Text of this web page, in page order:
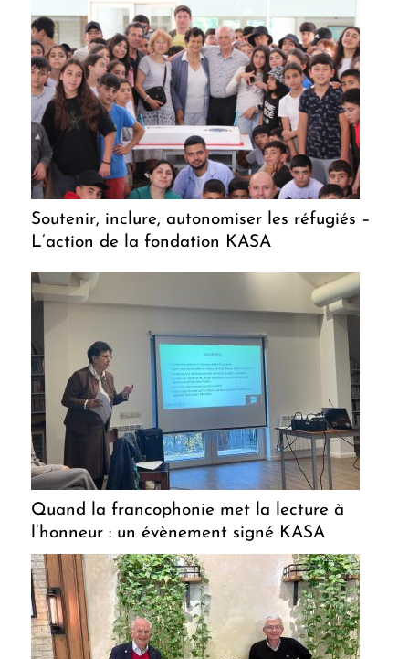
Soutenir, inclure, autonomiser les réfugiés –
L’action de la fondation KASA
Quand la francophonie met la lecture à
l’honneur : un évènement signé KASA